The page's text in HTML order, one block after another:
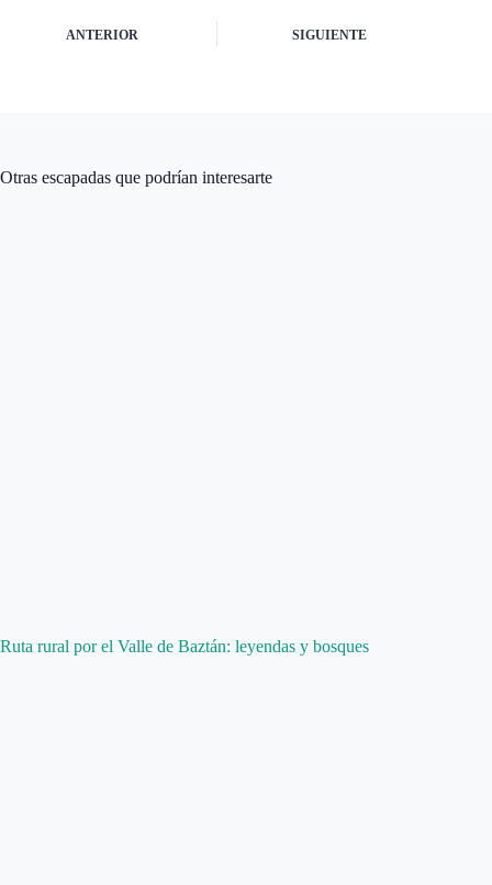
ANTERIOR SIGUIENTE
Otras escapadas que podrían interesarte
Ruta rural por el Valle de Baztán: leyendas y bosques